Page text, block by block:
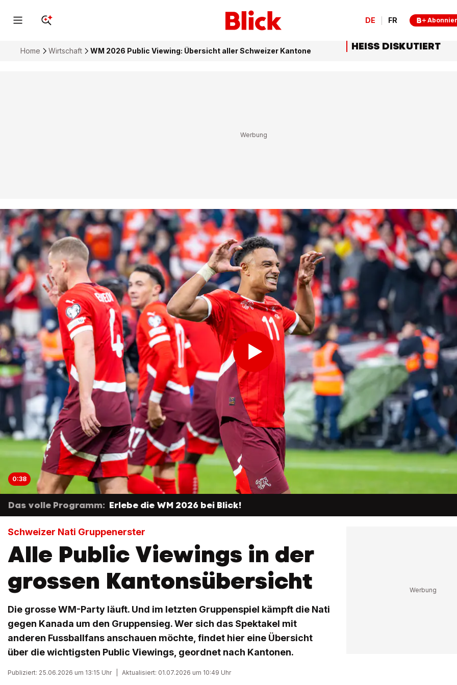
DE FR
Home Wirtschaft WM 2026 Public Viewing: Übersicht aller Schweizer Kantone
0:38
Das volle Programm: Erlebe die WM 2026 bei Blick!
Schweizer Nati Gruppenerster
Alle Public Viewings in der
grossen Kantonsübersicht
Die grosse WM-Party läuft. Und im letzten Gruppenspiel kämpft die Nati
gegen Kanada um den Gruppensieg. Wer sich das Spektakel mit
anderen Fussballfans anschauen möchte, findet hier eine Übersicht
über die wichtigsten Public Viewings, geordnet nach Kantonen.
Publiziert: 25.06.2026 um 13:15 Uhr Aktualisiert: 01.07.2026 um 10:49 Uhr
HEISS DISKUTIERT